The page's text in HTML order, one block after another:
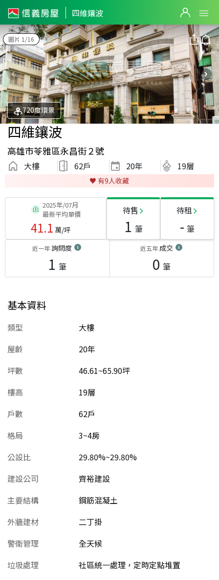
四維鑲波
圖片 1/16
720度環景
四維鑲波
高雄市苓雅區永昌街２號
大樓 62戶 20年 19層
♥️ 有9人收藏
2025年/07月
最新平均單價
41.1 萬/坪
待售
1 筆
待租
- 筆
近一年詢問度
1 筆
近五年成交
0 筆
基本資料
類型
大樓
屋齡
20年
坪數
46.61~65.90坪
樓高
19層
戶數
62戶
格局
3~4房
公設比
29.80%~29.80%
建設公司
齊裕建設
主要結構
鋼筋混凝土
外牆建材
二丁掛
警衛管理
全天候
垃圾處理
社區統一處理，定時定點堆置